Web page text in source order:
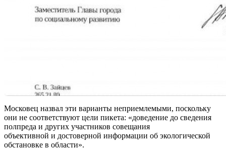
Московец назвал эти варианты неприемлемыми, поскольку
они не соответствуют цели пикета: «доведение до сведения
полпреда и других участников совещания
объективной и достоверной информации об экологической
обстановке в области».